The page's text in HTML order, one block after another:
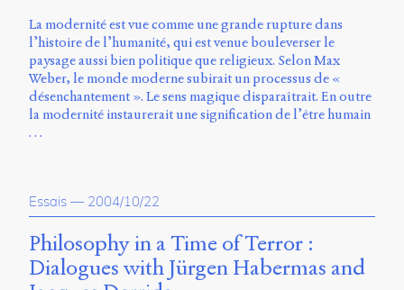
Adams.
Ce
site
été
Maxime
Bouton,
Jérémy
De
Barros,
La modernité est vue comme une grande rupture dans
l’histoire de l’humanité, qui est venue bouleverser le
paysage aussi bien politique que religieux. Selon Max
Weber, le monde moderne subirait un processus de «
désenchantement ». Le sens magique disparaîtrait. En outre
la modernité instaurerait une signification de l’être humain
…
Essais — 2004/10/22
Philosophy in a Time of Terror :
Dialogues with Jürgen Habermas and